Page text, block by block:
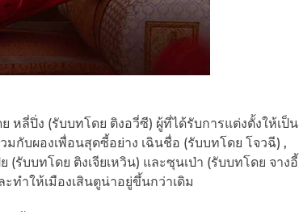
หลี่ปิ่ง (รับบทโดย ติงอวี่ซี) ผู้ที่ได้รับการแต่งตั้งให้เป็น
กับผองเพื่อนสุดซี้อย่าง เฉินชื่อ (รับบทโดย โจวฉี) ,
รับบทโดย ติงเจียเหวิน) และซุนเป่า (รับบทโดย จางอี้
ทำให้เมืองเสินตูน่าอยู่ขึ้นกว่าเดิม